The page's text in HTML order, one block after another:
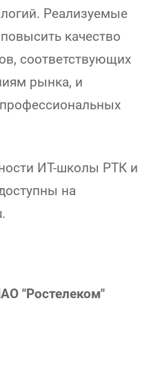
Реализуемые
качество
соответствующих
рынка, и
ИТ-школы РТК и
на
"Ростелеком"